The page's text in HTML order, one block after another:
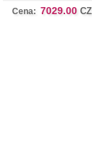
Cena: 7029.00